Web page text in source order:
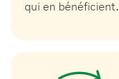
qui en bénéficient.